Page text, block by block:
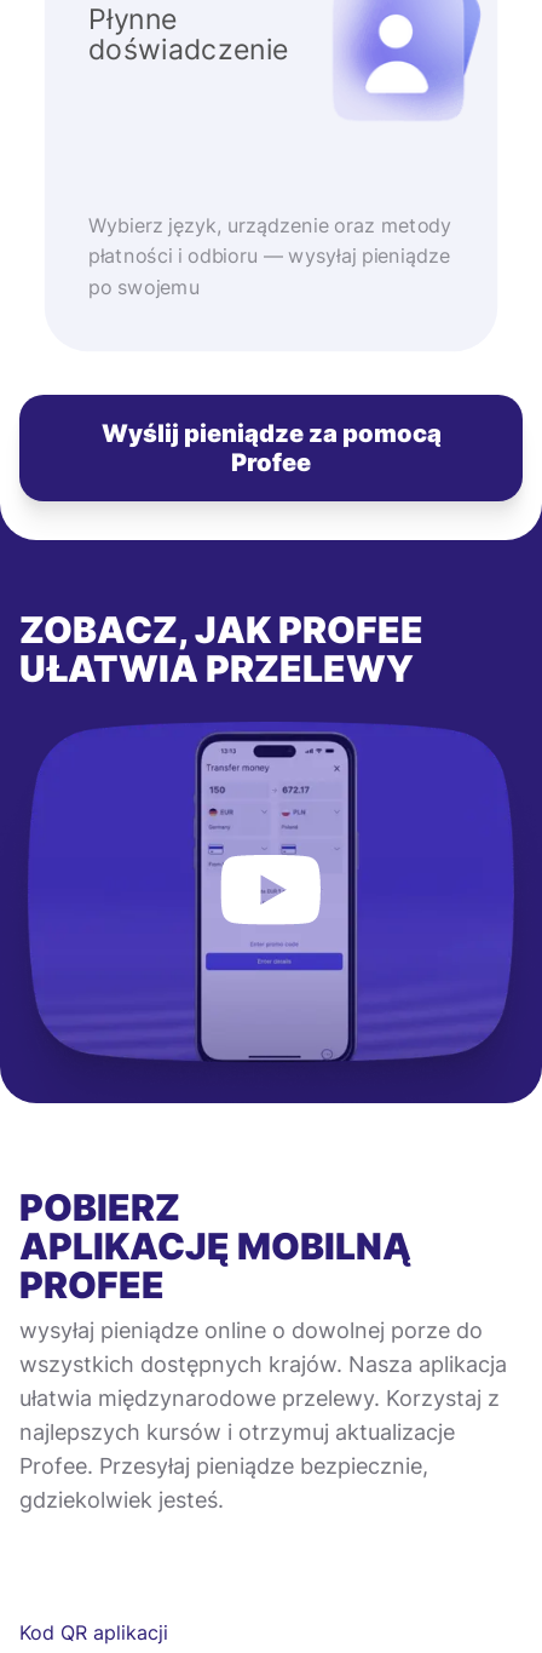
Płynne
doświadczenie
Wybierz język, urządzenie oraz metody
płatności i odbioru — wysyłaj pieniądze
po swojemu
Wyślij pieniądze za pomocą
Profee
ZOBACZ, JAK PROFEE
UŁATWIA PRZELEWY
POBIERZ
APLIKACJĘ MOBILNĄ
PROFEE
wysyłaj pieniądze online o dowolnej porze do
wszystkich dostępnych krajów. Nasza aplikacja
ułatwia międzynarodowe przelewy. Korzystaj z
najlepszych kursów i otrzymuj aktualizacje
Profee. Przesyłaj pieniądze bezpiecznie,
gdziekolwiek jesteś.
Kod QR aplikacji